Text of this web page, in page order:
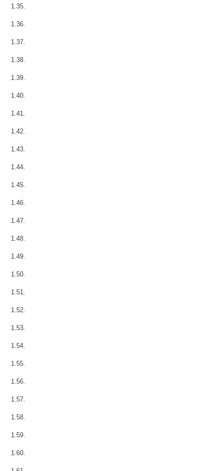
1.35.
1.36.
1.37.
1.38.
1.39.
1.40.
1.41.
1.42.
1.43.
1.44.
1.45.
1.46.
1.47.
1.48.
1.49.
1.50.
1.51.
1.52.
1.53.
1.54.
1.55.
1.56.
1.57.
1.58.
1.59.
1.60.